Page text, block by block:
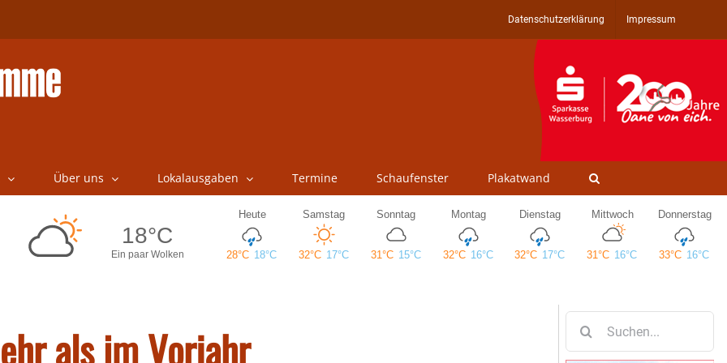
Datenschutzerklärung Impressum
Über uns Lokalausgaben Termine Schaufenster Plakatwand
als im Vorjahr
nach: